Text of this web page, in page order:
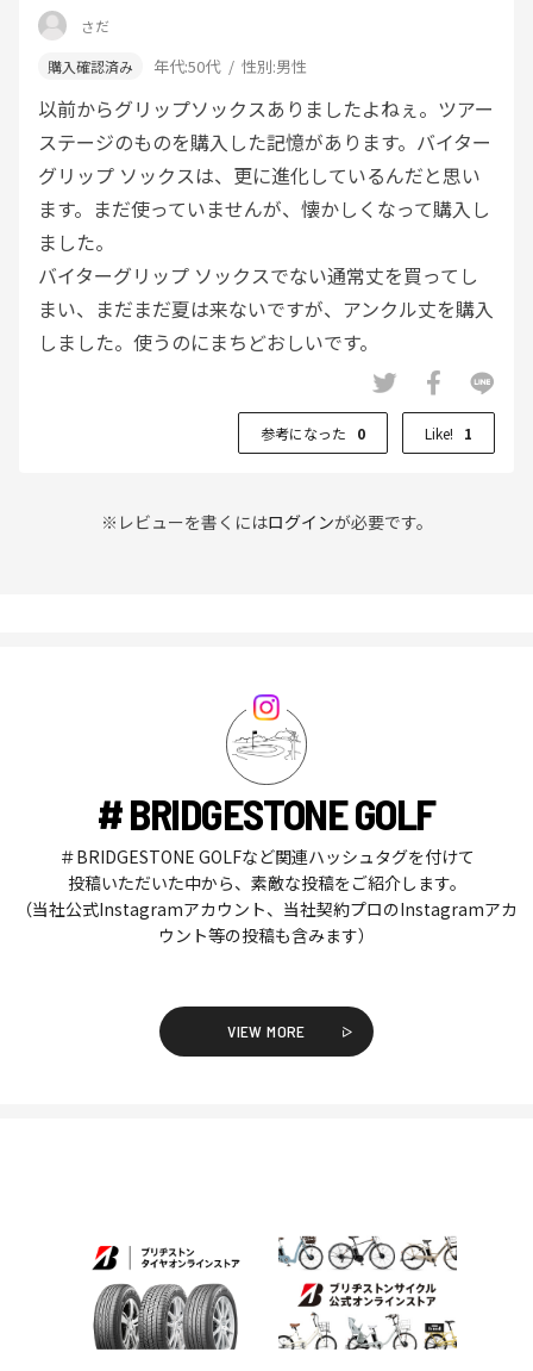
さだ
年代:50代 性別:男性
以前からグリップソックスありましたよねぇ。ツアー
ステージのものを購入した記憶があります。バイター
グリップ ソックスは、更に進化しているんだと思い
ます。まだ使っていませんが、懐かしくなって購入し
ました。
バイターグリップ ソックスでない通常丈を買ってし
まい、まだまだ夏は来ないですが、アンクル丈を購入
しました。使うのにまちどおしいです。
参考になった 0 Like! 1
※レビューを書くにはログインが必要です。
# BRIDGESTONE GOLF
＃BRIDGESTONE GOLFなど関連ハッシュタグを付けて
投稿いただいた中から、素敵な投稿をご紹介します。
（当社公式Instagramアカウント、当社契約プロのInstagramアカ
ウント等の投稿も含みます）
VIEW MORE